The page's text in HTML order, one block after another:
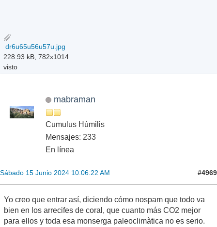
dr6u65u56u57u.jpg
228.93 kB, 782x1014
visto
mabraman
Cumulus Húmilis
Mensajes: 233
En línea
Sábado 15 Junio 2024 10:06:22 AM #4969
Yo creo que entrar así, diciendo cómo nospam que todo va
bien en los arrecifes de coral, que cuanto más CO2 mejor
para ellos y toda esa monserga paleoclimàtica no es serio.